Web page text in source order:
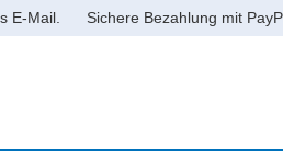
E-Mail. Sichere Bezahlung mit